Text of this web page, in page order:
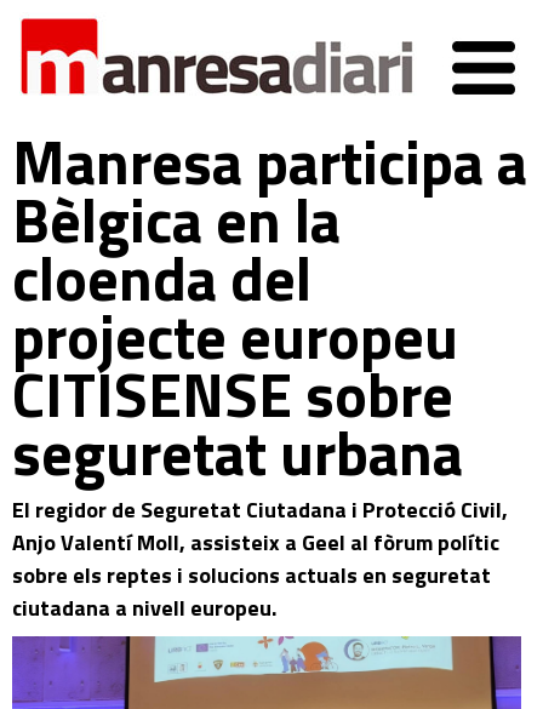
Manresa participa a
Bèlgica en la
cloenda del
projecte europeu
CITISENSE sobre
seguretat urbana
El regidor de Seguretat Ciutadana i Protecció Civil,
Anjo Valentí Moll, assisteix a Geel al fòrum polític
sobre els reptes i solucions actuals en seguretat
ciutadana a nivell europeu.